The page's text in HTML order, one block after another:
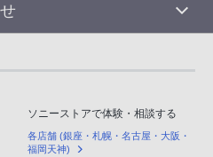
ソニーストアで体験・相談する
各店舗 (銀座・札幌・名古屋・大阪・
福岡天神)